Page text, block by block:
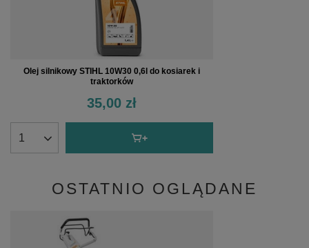
Olej silnikowy STIHL 10W30 0,6l do kosiarek i
traktorków
35,00 zł
OSTATNIO OGLĄDANE